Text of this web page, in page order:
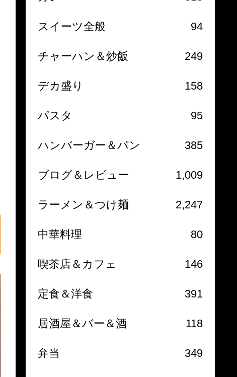
スイーツ全般 94
チャーハン＆炒飯 249
デカ盛り 158
パスタ 95
ハンバーガー＆パン 385
ブログ＆レビュー 1,009
ラーメン＆つけ麺 2,247
中華料理 80
喫茶店＆カフェ 146
定食＆洋食 391
居酒屋＆バー＆酒 118
弁当 349